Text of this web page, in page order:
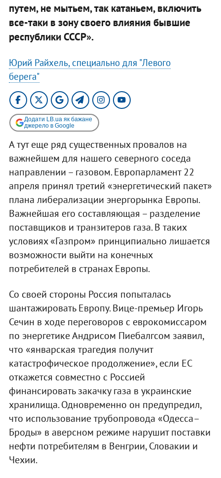
путем, не мытьем, так катаньем, включить
все-таки в зону своего влияния бывшие
республики СССР».
Юрий Райхель, специально для "Левого
берега"
Додати LB.ua як бажане
джерело в Google
А тут еще ряд существенных провалов на
важнейшем для нашего северного соседа
направлении – газовом. Европарламент 22
апреля принял третий «энергетический пакет»
плана либерализации энергорынка Европы.
Важнейшая его составляющая – разделение
поставщиков и транзитеров газа. В таких
условиях «Газпром» принципиально лишается
возможности выйти на конечных
потребителей в странах Европы.
Со своей стороны Россия попыталась
шантажировать Европу. Вице-премьер Игорь
Сечин в ходе переговоров с еврокомиссаром
по энергетике Андрисом Пиебалгсом заявил,
что «январская трагедия получит
катастрофическое продолжение», если ЕС
откажется совместно с Россией
финансировать закачку газа в украинские
хранилища. Одновременно он предупредил,
что использование трубопровода «Одесса–
Броды» в аверсном режиме нарушит поставки
нефти потребителям в Венгрии, Словакии и
Чехии.